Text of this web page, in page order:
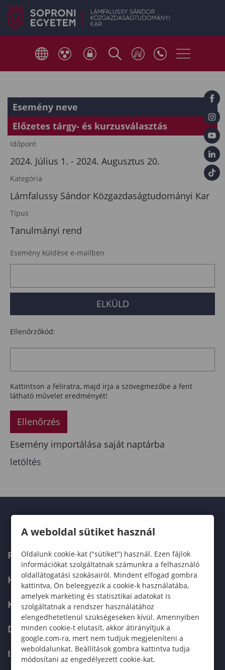
Esemény neve
Előzetes tárgy- és kurzusválasztás
Időpont
2024. Július 1. - 2024. Augusztus 20.
Kategória
Lámfalussy Sándor Közgazdaságtudományi Kar
Típus
Tanulmányi rend
Esemény küldése e-mailben
Ellenőrzőkód:
Kattintson a feliratra, majd írja a szövegmezőbe a fent
látható művelet eredményét!
Ellenőrzés
Esemény importálása saját naptárba
letöltés
FELVÉTELIZŐKNEK
HALLGATÓKNAK
KÉPZÉSEK
DOKTORI ISKOLA
INTERNATIONAL
A weboldal sütiket használ
Oldalunk cookie-kat ("sütiket") használ. Ezen fájlok
információkat szolgáltatnak számunkra a felhasználó
oldallátogatási szokásairól. Mindent elfogad gombra
kattintva, Ön beleegyezik a cookie-k használatába,
amelyek marketing és statisztikai adatokat is
szolgáltatnak a rendszer használatához
elengedhetetlenül szükségeseken kívül. Amennyiben
minden cookie-t elutasít, akkor átirányítjuk a
google.com-ra, mert nem tudjuk megjeleníteni a
weboldalunkat. Beállítások gombra kattintva tudja
módosítani az engedélyezett cookie-kat.